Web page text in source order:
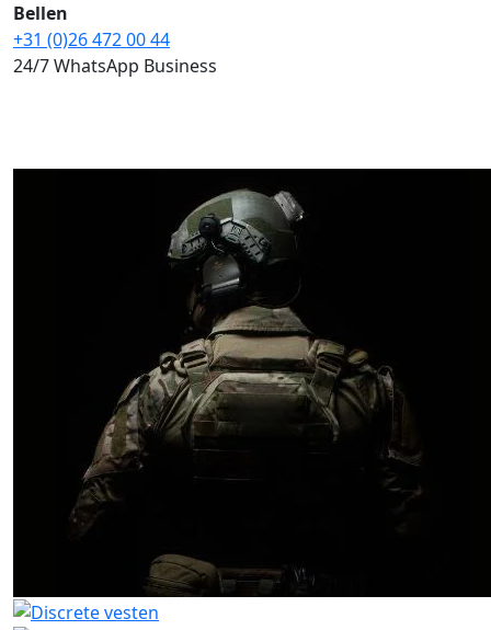
Bellen
+31 (0)26 472 00 44
24/7 WhatsApp Business